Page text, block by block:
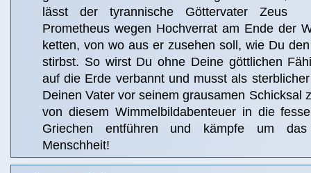
lässt der tyrannische Göttervater Zeus
Prometheus wegen Hochverrat am Ende der
ketten, von wo aus er zusehen soll, wie Du
stirbst. So wirst Du ohne Deine göttlichen
auf die Erde verbannt und musst als
Deinen Vater vor seinem grausamen Schicksal
von diesem Wimmelbildabenteuer in die
Griechen entführen und kämpfe um das
Menschheit!